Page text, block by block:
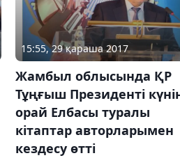
15:55, 29 қараша 2017
Жамбыл облысында ҚР
Тұңғыш Президенті
орай Елбасы туралы
кітаптар авторларымен
кездесу өтті